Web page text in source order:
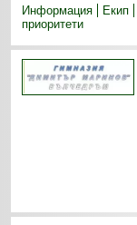
Информация
Екип
приоритети